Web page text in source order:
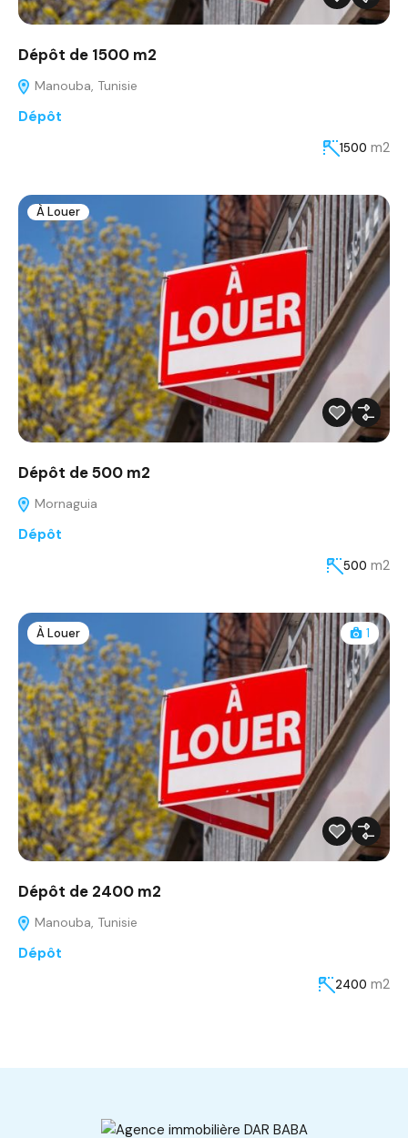
Dépôt de 1500 m2
Manouba, Tunisie
Dépôt
1500 m2
À Louer
Dépôt de 500 m2
Mornaguia
Dépôt
500 m2
À Louer 1
Dépôt de 2400 m2
Manouba, Tunisie
Dépôt
2400 m2